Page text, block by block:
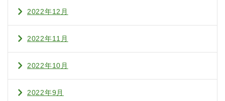
2022年12月
2022年11月
2022年10月
2022年9月